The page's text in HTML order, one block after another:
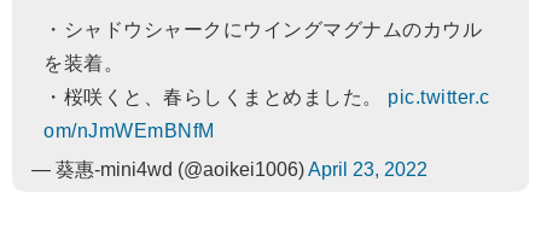
・シャドウシャークにウイングマグナムのカウル
を装着。
・桜咲くと、春らしくまとめました。 pic.twitter.c
om/nJmWEmBNfM
— 葵惠-mini4wd (@aoikei1006)April 23, 2022